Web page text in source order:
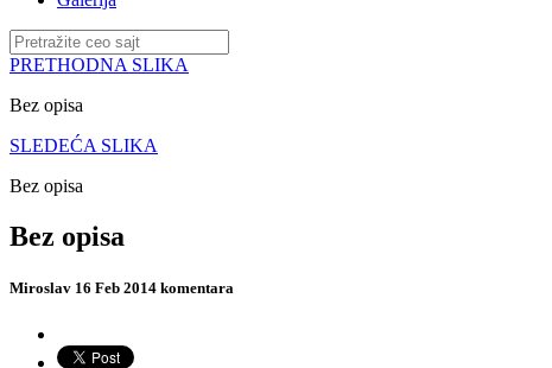
PRETHODNA SLIKA
Bez opisa
SLEDEĆA SLIKA
Bez opisa
Bez opisa
Miroslav 16 Feb 2014 komentara